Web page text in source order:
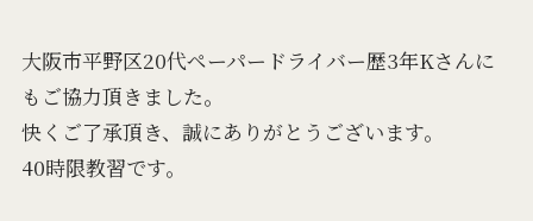
大阪市平野区20代ペーパードライバー歴3年Kさんに
もご協力頂きました。
快くご了承頂き、誠にありがとうございます。
40時限教習です。